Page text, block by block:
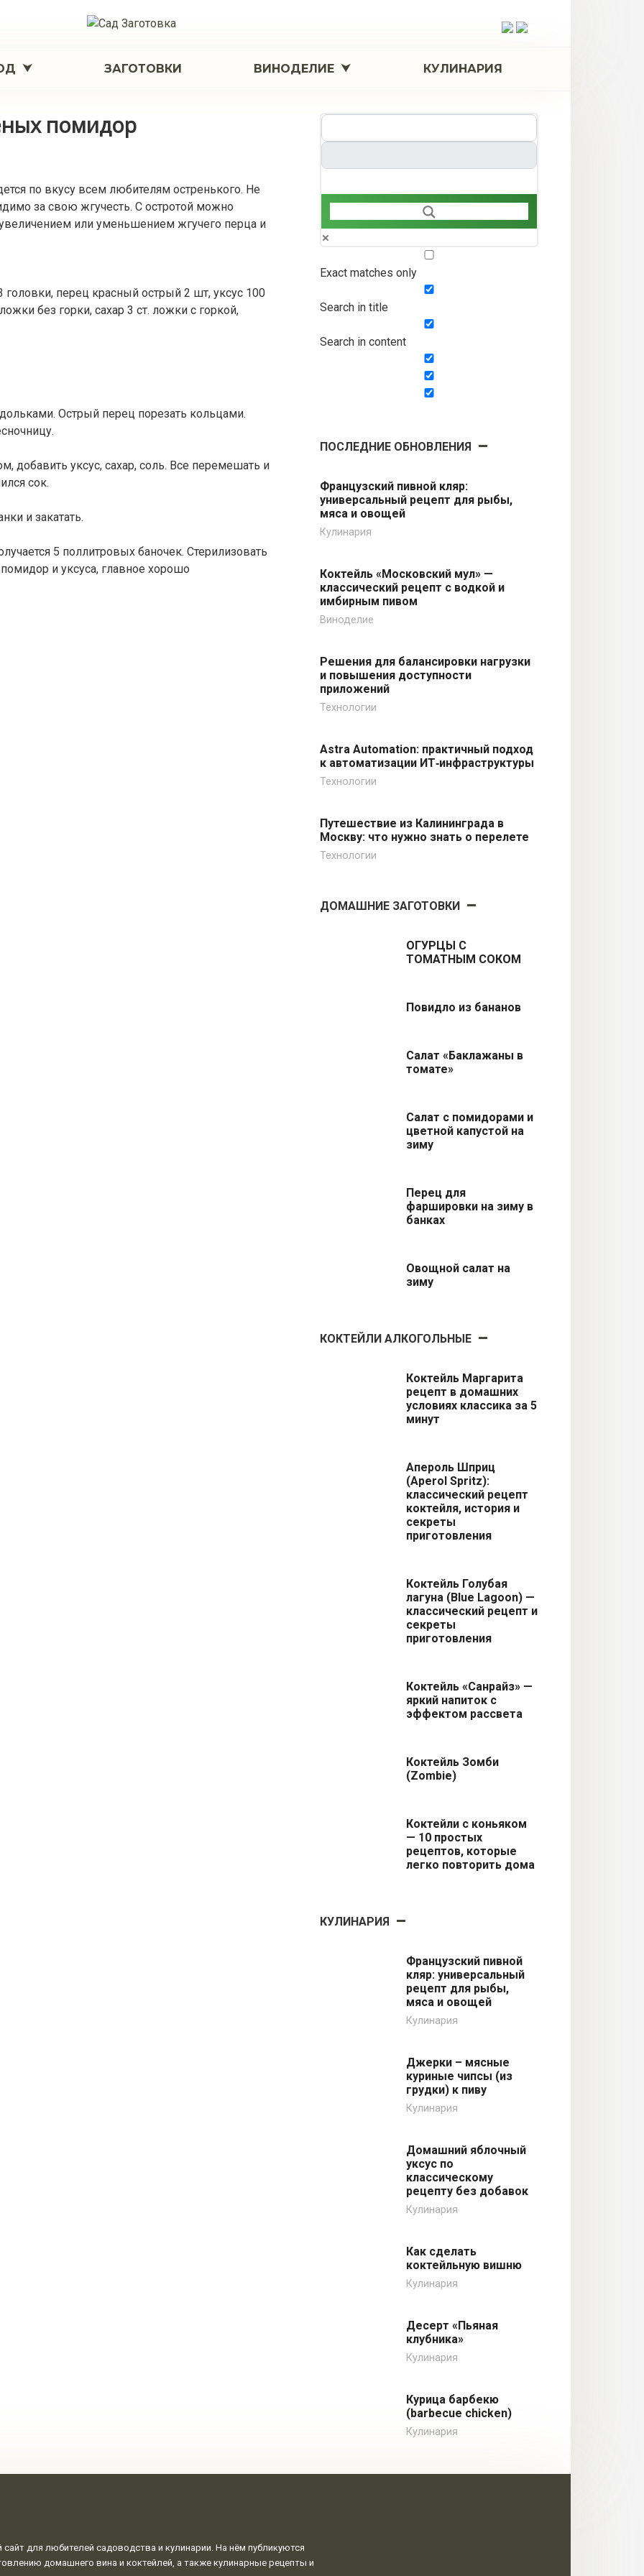
ЗАГОТОВКИ ВИНОДЕЛИЕ КУЛИНАРИЯ
помидор
по вкусу всем любителям остренького. Не
за свою жгучесть. С остротой можно
или уменьшением жгучего перца и
перец красный острый 2 шт, уксус 100
без горки, сахар 3 ст. ложки с горкой,
Острый перец порезать кольцами.
уксус, сахар, соль. Все перемешать и
сок.
и закатать.
5 поллитровых баночек. Стерилизовать
и уксуса, главное хорошо
Exact matches only
Search in title
Search in content
ПОСЛЕДНИЕ ОБНОВЛЕНИЯ
Французский пивной кляр:
универсальный рецепт для рыбы,
мяса и овощей
Кулинария
Коктейль «Московский мул» —
классический рецепт с водкой и
имбирным пивом
Виноделие
Решения для балансировки нагрузки
и повышения доступности
приложений
Технологии
Astra Automation: практичный подход
к автоматизации ИТ‑инфраструктуры
Технологии
Путешествие из Калининграда в
Москву: что нужно знать о перелете
Технологии
ДОМАШНИЕ ЗАГОТОВКИ
ОГУРЦЫ С
ТОМАТНЫМ СОКОМ
Повидло из бананов
Салат «Баклажаны в
томате»
Салат с помидорами и
цветной капустой на
зиму
Перец для
фаршировки на зиму в
банках
Овощной салат на
зиму
КОКТЕЙЛИ АЛКОГОЛЬНЫЕ
Коктейль Маргарита
рецепт в домашних
условиях классика за 5
минут
Апероль Шприц
(Aperol Spritz):
классический рецепт
коктейля, история и
секреты
приготовления
Коктейль Голубая
лагуна (Blue Lagoon) —
классический рецепт и
секреты
приготовления
Коктейль «Санрайз» —
яркий напиток с
эффектом рассвета
Коктейль Зомби
(Zombie)
Коктейли с коньяком
— 10 простых
рецептов, которые
легко повторить дома
КУЛИНАРИЯ
Французский пивной
кляр: универсальный
рецепт для рыбы,
мяса и овощей
Кулинария
Джерки – мясные
куриные чипсы (из
грудки) к пиву
Кулинария
Домашний яблочный
уксус по
классическому
рецепту без добавок
Кулинария
Как сделать
коктейльную вишню
Кулинария
Десерт «Пьяная
клубника»
Кулинария
Курица барбекю
(barbecue chicken)
Кулинария
для любителей садоводства и кулинарии. На нём публикуются
домашнего вина и коктейлей, а также кулинарные рецепты и